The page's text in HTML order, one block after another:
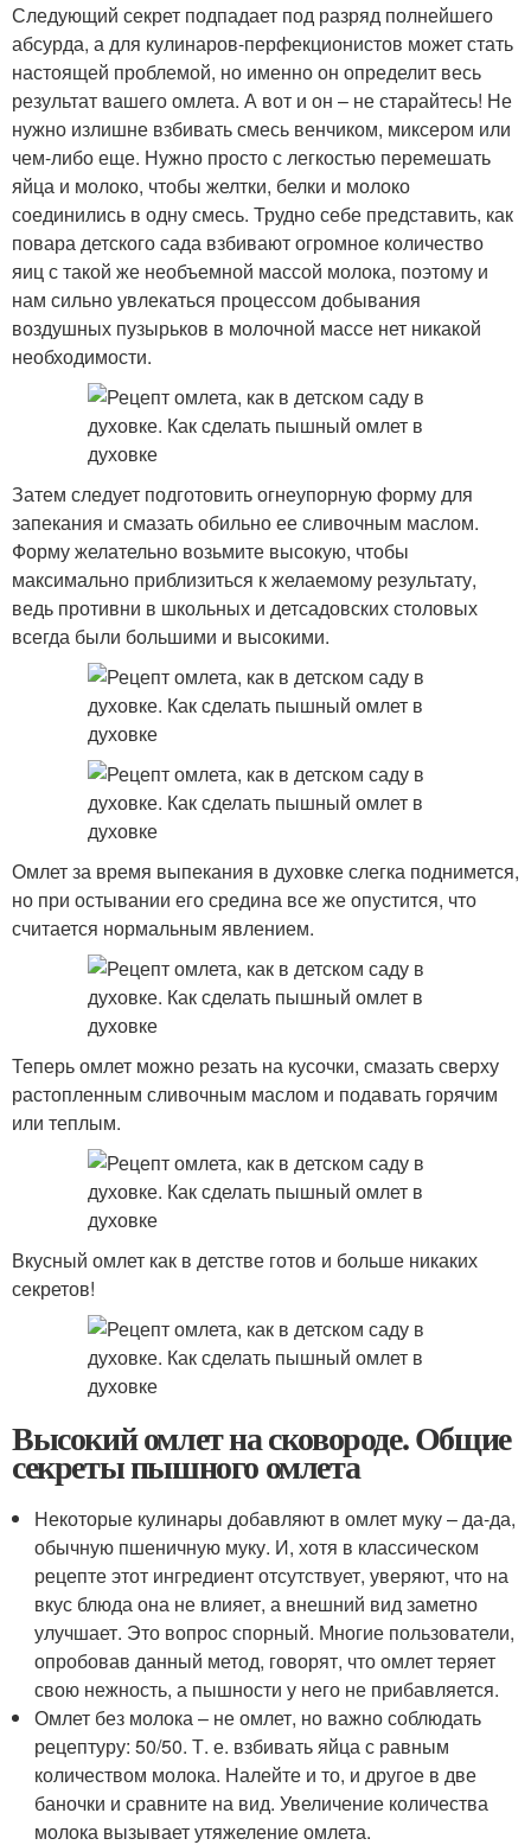
Следующий секрет подпадает под разряд полнейшего
абсурда, а для кулинаров-перфекционистов может стать
настоящей проблемой, но именно он определит весь
результат вашего омлета. А вот и он – не старайтесь! Не
нужно излишне взбивать смесь венчиком, миксером или
чем-либо еще. Нужно просто с легкостью перемешать
яйца и молоко, чтобы желтки, белки и молоко
соединились в одну смесь. Трудно себе представить, как
повара детского сада взбивают огромное количество
яиц с такой же необъемной массой молока, поэтому и
нам сильно увлекаться процессом добывания
воздушных пузырьков в молочной массе нет никакой
необходимости.
Затем следует подготовить огнеупорную форму для
запекания и смазать обильно ее сливочным маслом.
Форму желательно возьмите высокую, чтобы
максимально приблизиться к желаемому результату,
ведь противни в школьных и детсадовских столовых
всегда были большими и высокими.
Омлет за время выпекания в духовке слегка поднимется,
но при остывании его средина все же опустится, что
считается нормальным явлением.
Теперь омлет можно резать на кусочки, смазать сверху
растопленным сливочным маслом и подавать горячим
или теплым.
Вкусный омлет как в детстве готов и больше никаких
секретов!
Высокий омлет на сковороде. Общие
секреты пышного омлета
Некоторые кулинары добавляют в омлет муку – да-да,
обычную пшеничную муку. И, хотя в классическом
рецепте этот ингредиент отсутствует, уверяют, что на
вкус блюда она не влияет, а внешний вид заметно
улучшает. Это вопрос спорный. Многие пользователи,
опробовав данный метод, говорят, что омлет теряет
свою нежность, а пышности у него не прибавляется.
Омлет без молока – не омлет, но важно соблюдать
рецептуру: 50/50. Т. е. взбивать яйца с равным
количеством молока. Налейте и то, и другое в две
баночки и сравните на вид. Увеличение количества
молока вызывает утяжеление омлета.